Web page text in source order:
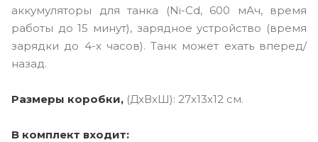
аккумуляторы для танка (Ni-Cd, 600 мАч, время
работы до 15 минут), зарядное устройство (время
зарядки до 4-х часов). Танк может ехать вперед/
назад.
Размеры коробки, (ДxВxШ): 27x13x12 см.
В комплект входит: